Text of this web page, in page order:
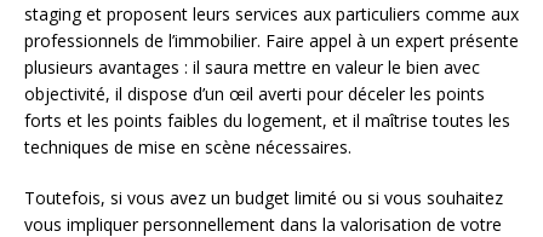
staging et proposent leurs services aux particuliers comme aux
professionnels de l’immobilier. Faire appel à un expert présente
plusieurs avantages : il saura mettre en valeur le bien avec
objectivité, il dispose d’un œil averti pour déceler les points
forts et les points faibles du logement, et il maîtrise toutes les
techniques de mise en scène nécessaires.
Toutefois, si vous avez un budget limité ou si vous souhaitez
vous impliquer personnellement dans la valorisation de votre